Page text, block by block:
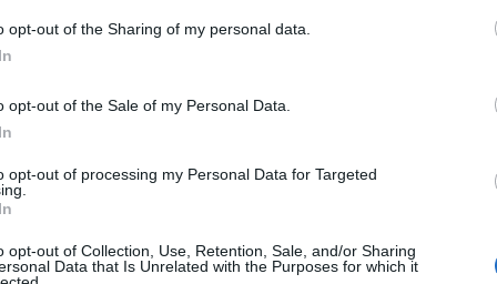
opt-out of the Sharing of my personal data.
opt-out of the Sale of my Personal Data.
opt-out of processing my Personal Data for Targeted
opt-out of Collection, Use, Retention, Sale, and/or Sharing
Data that Is Unrelated with the Purposes for which it
το πρωί στο
για τη
των
και
στη Βουλή
Δικαίου. Ο
3
3